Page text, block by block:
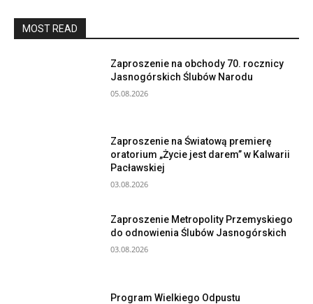
MOST READ
Zaproszenie na obchody 70. rocznicy
Jasnogórskich Ślubów Narodu
05.08.2026
Zaproszenie na Światową premierę
oratorium „Życie jest darem” w Kalwarii
Pacławskiej
03.08.2026
Zaproszenie Metropolity Przemyskiego
do odnowienia Ślubów Jasnogórskich
03.08.2026
Program Wielkiego Odpustu